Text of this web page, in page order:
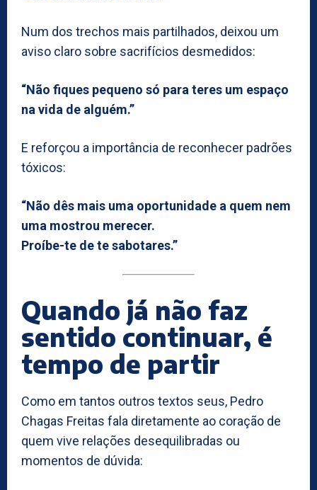
Num dos trechos mais partilhados, deixou um
aviso claro sobre sacrifícios desmedidos:
“Não fiques pequeno só para teres um espaço
na vida de alguém.”
E reforçou a importância de reconhecer padrões
tóxicos:
“Não dês mais uma oportunidade a quem nem
uma mostrou merecer.
Proíbe-te de te sabotares.”
Quando já não faz
sentido continuar, é
tempo de partir
Como em tantos outros textos seus, Pedro
Chagas Freitas fala diretamente ao coração de
quem vive relações desequilibradas ou
momentos de dúvida: